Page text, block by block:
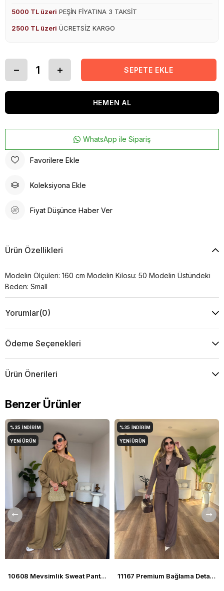
5000 TL üzeri PEŞİN FİYATINA 3 TAKSİT
2500 TL üzeri ÜCRETSİZ KARGO
WhatsApp ile Sipariş
Favorilere Ekle
Koleksiyona Ekle
Fiyat Düşünce Haber Ver
Ürün Özellikleri
Modelin Ölçüleri: 160 cm Modelin Kilosu: 50 Modelin Üstündeki
Beden: Small
Yorumlar(0)
Ödeme Seçenekleri
Ürün Önerileri
Benzer Ürünler
10608 Mevsimlik Sweat Pantolon Takım
%35 İNDIRIM
YENI ÜRÜN
11167 Premium Bağlama Detaylı Pantolon Ceket Takım
%35 İNDIRIM
YENI ÜRÜN